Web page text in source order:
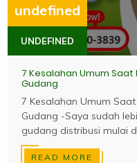
undefined
UNDEFINED
7 Kesalahan Umum
Gudang
7 Kesalahan Umum
Gudang -Saya sudah
gudang distribusi mulai
READ MORE